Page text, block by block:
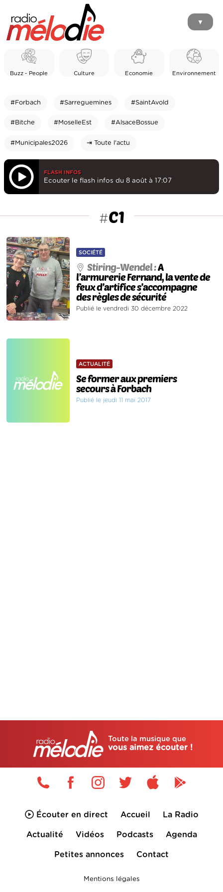
▼
Buzz - People Culture Economie Environnement
#Forbach #Sarreguemines #SaintAvold
#Bitche #MoselleEst #AlsaceBossue
#Municipales2026 ⇥ Toute l'actu
FLASH INFOS
Ecouter le flash infos du 8 août à 17:07
#C1
SOCIÉTÉ
Stiring-Wendel :A
l’armurerie Fernand, la vente de
feux d’artifice s’accompagne
des règles de sécurité
Publié le vendredi 30 décembre 2022
ACTUALITÉ
Se former aux premiers
secours à Forbach
Publié le jeudi 11 mai 2017
Toute la musique que
vous aimez écouter !
Écouter en direct Accueil La Radio
Actualité Vidéos Podcasts Agenda
Petites annonces Contact
Mentions légales